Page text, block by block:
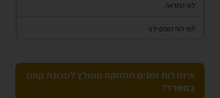
לפי התראה
לפי לוח זמנים ידני
איזה לוח זמנים תחזוקה מומלץ למכונת קפה
במשרד?